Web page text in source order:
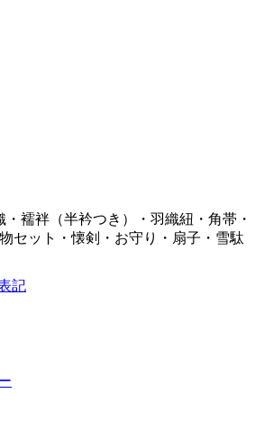
襦袢（半衿つき）・羽織紐・角帯・
セット・懐剣・お守り・扇子・雪駄
記